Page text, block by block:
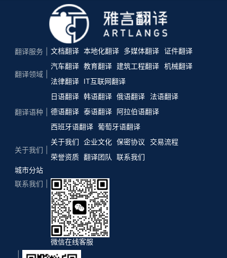
翻译服务 文档翻译 本地化翻译 多媒体翻译 证件翻译
翻译领域
汽车翻译 教育翻译 建筑工程翻译 机械翻译
法律翻译
IT互联网翻译
翻译语种
日语翻译 韩语翻译 俄语翻译
法语翻译
德语翻译 泰语翻译 阿拉伯语翻译
西班牙语翻译 葡萄牙语翻译
关于我们
关于我们 企业文化 保密协议
交易流程
荣誉资质 翻译团队
联系我们
城市分站
联系我们
微信在线客服